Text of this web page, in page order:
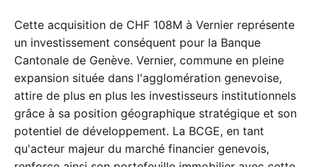
Cette acquisition de CHF 108M à Vernier représente
un investissement conséquent pour la Banque
Cantonale de Genève. Vernier, commune en pleine
expansion située dans l'agglomération genevoise,
attire de plus en plus les investisseurs institutionnels
grâce à sa position géographique stratégique et son
potentiel de développement. La BCGE, en tant
qu'acteur majeur du marché financier genevois,